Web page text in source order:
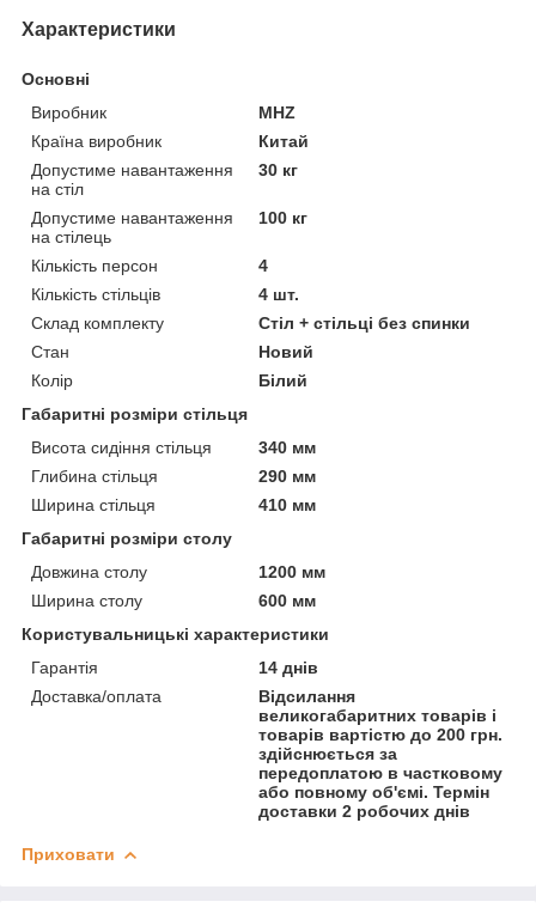
Характеристики
Основні
Виробник
MHZ
Країна виробник
Китай
Допустиме навантаження
на стіл
30 кг
Допустиме навантаження
на стілець
100 кг
Кількість персон
4
Кількість стільців
4 шт.
Склад комплекту
Стіл + стільці без спинки
Стан
Новий
Колір
Білий
Габаритні розміри стільця
Висота сидіння стільця
340 мм
Глибина стільця
290 мм
Ширина стільця
410 мм
Габаритні розміри столу
Довжина столу
1200 мм
Ширина столу
600 мм
Користувальницькі характеристики
Гарантія
14 днів
Доставка/оплата
Відсилання
великогабаритних товарів і
товарів вартістю до 200 грн.
здійснюється за
передоплатою в частковому
або повному об'ємі. Термін
доставки 2 робочих днів
Приховати